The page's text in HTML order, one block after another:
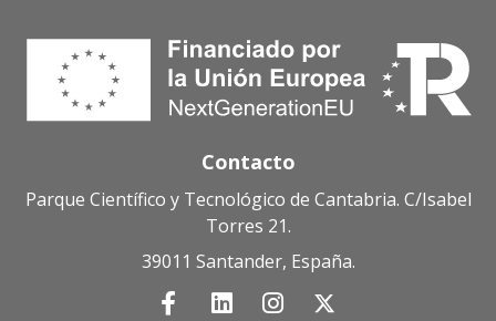
Contacto
Parque Científico y Tecnológico de Cantabria. C/Isabel
Torres 21.
39011 Santander, España.